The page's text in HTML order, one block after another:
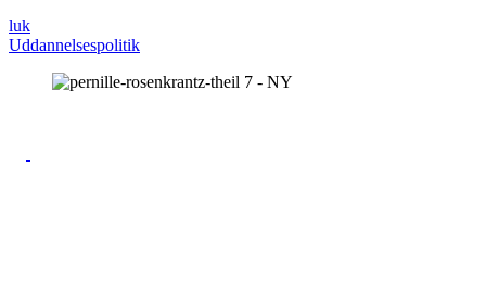
luk
Uddannelsespolitik